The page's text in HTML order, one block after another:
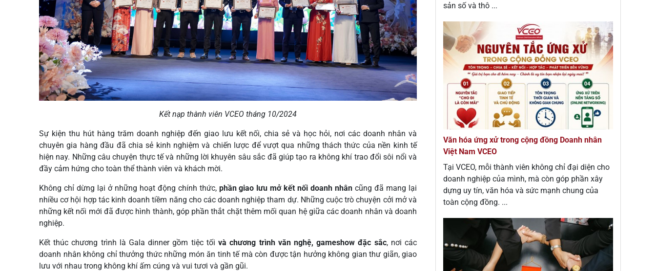
Kết nạp thành viên VCEO tháng 10/2024
Sự kiện thu hút hàng trăm doanh nghiệp đến giao lưu kết nối, chia sẻ và học hỏi, nơi các doanh nhân và
chuyên gia hàng đầu đã chia sẻ kinh nghiệm và chiến lược để vượt qua những thách thức của nền kinh tế
hiện nay. Những câu chuyện thực tế và những lời khuyên sâu sắc đã giúp tạo ra không khí trao đổi sôi nổi và
đầy cảm hứng cho toàn thể thành viên và khách mời.
Không chỉ dừng lại ở những hoạt động chính thức, phần giao lưu mở kết nối doanh nhân cũng đã mang lại
nhiều cơ hội hợp tác kinh doanh tiềm năng cho các doanh nghiệp tham dự. Những cuộc trò chuyện cởi mở và
những kết nối mới đã được hình thành, góp phần thắt chặt thêm mối quan hệ giữa các doanh nhân và doanh
nghiệp.
Kết thúc chương trình là Gala dinner gồm tiệc tối và chương trình văn nghệ, gameshow đặc sắc, nơi các
doanh nhân không chỉ thưởng thức những món ăn tinh tế mà còn được tận hưởng không gian thư giãn, giao
lưu với nhau trong không khí ấm cúng và vui tươi và gần gũi.
sản số và thô ...
Văn hóa ứng xử trong cộng đồng Doanh nhân
Việt Nam VCEO
Tại VCEO, mỗi thành viên không chỉ đại diện cho
doanh nghiệp của mình, mà còn góp phần xây
dựng uy tín, văn hóa và sức mạnh chung của
toàn cộng đồng. ...